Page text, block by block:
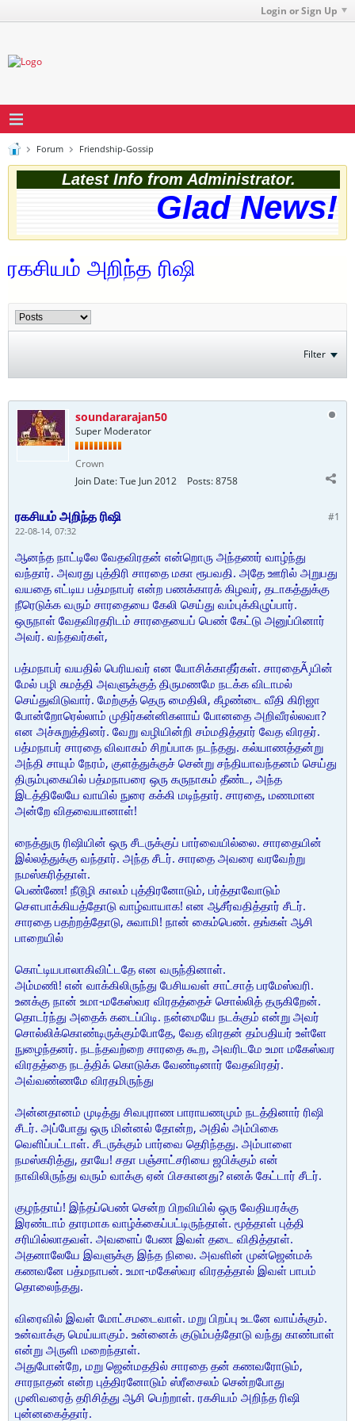
Login or Sign Up
Forum Friendship-Gossip
Latest Info from Administrator.
Glad News!
ரகசியம் அறிந்த ரிஷி
Filter
soundararajan50
Super Moderator
Crown
Join Date:Tue Jun 2012 Posts:8758
#1
ரகசியம் அறிந்த ரிஷி
22-08-14, 07:32
ஆனந்த நாட்டிலே வேதவிரதன் என்றொரு அந்தணர் வாழ்ந்து
வந்தார். அவரது புத்திரி சாரதை மகா ரூபவதி. அதே ஊரில் அறுபது
வயதை எட்டிய பத்மநாபர் என்ற பணக்காரக் கிழவர், தடாகத்துக்கு
நீரெடுக்க வரும் சாரதையை கேலி செய்து வம்புக்கிழுப்பார்.
ஒருநாள் வேதவிரதரிடம் சாரதையைப் பெண் கேட்டு அனுப்பினார்
அவர். வந்தவர்கள்,
பத்மநாபர் வயதில் பெரியவர் என யோசிக்காதீர்கள். சாரதைÃ¸யின்
மேல் பழி சுமத்தி அவளுக்குத் திருமணமே நடக்க விடாமல்
செய்துவிடுவார். மேற்குத் தெரு மைதிலி, கீழண்டை வீதி கிரிஜா
போன்றோரெல்லாம் முதிர்கன்னிகளாய் போனதை அறிவீரல்லவா?
என அச்சுறுத்தினர். வேறு வழியின்றி சம்மதித்தார் வேத விரதர்.
பத்மநாபர் சாரதை விவாகம் சிறப்பாக நடந்தது. கல்யாணத்தன்று
அந்தி சாயும் நேரம், குளத்துக்குச் சென்று சந்தியாவந்தனம் செய்து
திரும்புகையில் பத்மநாபரை ஒரு கருநாகம் தீண்ட, அந்த
இடத்திலேயே வாயில் நுரை கக்கி மடிந்தார். சாரதை, மணமான
அன்றே விதவையானாள்!
நைத்துரு ரிஷியின் ஒரு சீடருக்குப் பார்வையில்லை. சாரதையின்
இல்லத்துக்கு வந்தார். அந்த சீடர். சாரதை அவரை வரவேற்று
நமஸ்கரித்தாள்.
பெண்ணே! நீடூழி காலம் புத்திரனோடும், பர்த்தாவோடும்
சௌபாக்கியத்தோடு வாழ்வாயாக! என ஆசீர்வதித்தார் சீடர்.
சாரதை பதற்றத்தோடு, சுவாமி! நான் கைம்பெண். தங்கள் ஆசி
பாறையில்
கொட்டியபாலாகிவிட்டதே என வருந்தினாள்.
அம்மணி! என் வாக்கிலிருந்து பேசியவள் சாட்சாத் பரமேஸ்வரி.
உனக்கு நான் உமா-மகேஸ்வர விரதத்தைச் சொல்லித் தருகிறேன்.
தொடர்ந்து அதைக் கடைப்பிடி. நன்மையே நடக்கும் என்று அவர்
சொல்லிக்கொண்டிருக்கும்போதே, வேத விரதன் தம்பதியர் உள்ளே
நுழைந்தனர். நடந்தவற்றை சாரதை கூற, அவரிடமே உமா மகேஸ்வர
விரதத்தை நடத்திக் கொடுக்க வேண்டினார் வேதவிரதர்.
அவ்வண்ணமே விரதமிருந்து
அன்னதானம் முடித்து சிவபுராண பாராயணமும் நடத்தினார் ரிஷி
சீடர். அப்போது ஒரு மின்னல் தோன்ற, அதில் அம்பிகை
வெளிப்பட்டாள். சீடருக்கும் பார்வை தெரிந்தது. அம்பாளை
நமஸ்கரித்து, தாயே! சதா பஞ்சாட்சரியை ஜபிக்கும் என்
நாவிலிருந்து வரும் வாக்கு ஏன் பிசகானது? எனக் கேட்டார் சீடர்.
குழந்தாய்! இந்தப்பெண் சென்ற பிறவியில் ஒரு வேதியரக்கு
இரண்டாம் தாரமாக வாழ்க்கைப்பட்டிருந்தாள். மூத்தாள் புத்தி
சரியில்லாதவள். அவளைப் பேண இவள் தடை விதித்தாள்.
அதனாலேயே இவளுக்கு இந்த நிலை. அவளின் முன்ஜென்மக்
கணவனே பத்மநாபன். உமா-மகேஸ்வர விரதத்தால் இவள் பாபம்
தொலைந்தது.
விரைவில் இவள் மோட்சமடைவாள். மறு பிறப்பு உடனே வாய்க்கும்.
உன்வாக்கு மெய்யாகும். உன்னைக் குடும்பத்தோடு வந்து காண்பாள்
என்று அருளி மறைந்தாள்.
அதுபோன்றே, மறு ஜென்மததில் சாரதை தன் கணவரோடும்,
சாரநாதன் என்ற புத்திரனோடும் ஸ்ரீசைலம் சென்றபோது
முனிவரைத் தரிசித்து ஆசி பெற்றாள். ரகசியம் அறிந்த ரிஷி
புன்னகைத்தார்.